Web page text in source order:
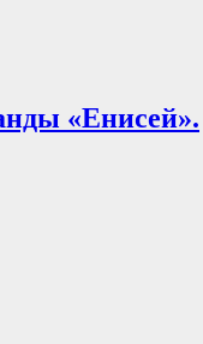
«Енисей».